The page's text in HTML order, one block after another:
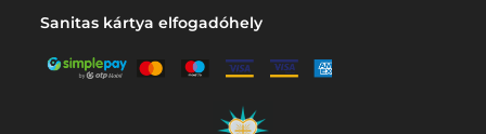
Sanitas kártya elfogadóhely